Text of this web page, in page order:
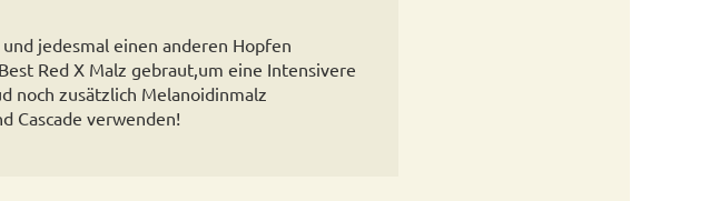
jedesmal einen anderen Hopfen
Red X Malz gebraut,um eine Intensivere
noch zusätzlich Melanoidinmalz
Cascade verwenden!